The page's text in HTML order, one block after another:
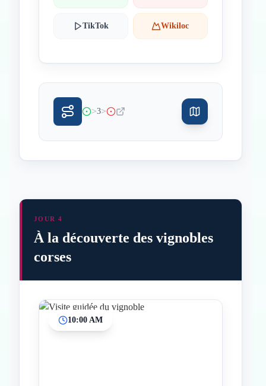
TikTok Wikiloc
>3>
JOUR 4
À la découverte des vignobles
corses
10:00 AM